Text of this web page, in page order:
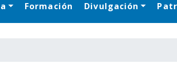
Navegación
Formación Divulgación